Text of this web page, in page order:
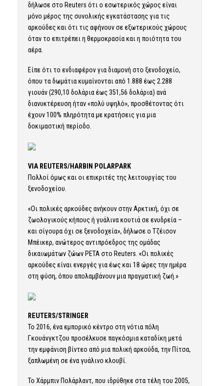
δήλωσε στο Reuters ότι ο εσωτερικός χώρος είναι
μόνο μέρος της συνολικής εγκατάστασης για τις
αρκούδες και ότι τις αφήνουν σε εξωτερικούς χώρους
όταν το επιτρέπει η θερμοκρασία και η ποιότητα του
αέρα.
Είπε ότι το ενδιαφέρον για διαμονή στο ξενοδοχείο,
όπου τα δωμάτια κυμαίνονται από 1.888 έως 2.288
γιουάν (290,10 δολάρια έως 351,56 δολάρια) ανά
διανυκτέρευση ήταν «πολύ υψηλό», προσθέτοντας ότι
έχουν 100% πληρότητα με κρατήσεις για μια
δοκιμαστική περίοδο.
VIA REUTERS/HARBIN POLARPARK
Πολλοί όμως και οι επικριτές της λειτουργίας του
ξενοδοχείου.
«Οι πολικές αρκούδες ανήκουν στην Αρκτική, όχι σε
ζωολογικούς κήπους ή γυάλινα κουτιά σε ενυδρεία –
και σίγουρα όχι σε ξενοδοχεία», δήλωσε ο Τζέισον
Μπέικερ, ανώτερος αντιπρόεδρος της ομάδας
δικαιωμάτων ζώων PETA στο Reuters. «Οι πολικές
αρκούδες είναι ενεργές για έως και 18 ώρες την ημέρα
στη φύση, όπου απολαμβάνουν μια πραγματική ζωή.»
REUTERS/STRINGER
Το 2016, ένα εμπορικό κέντρο στη νότια πόλη
Γκουάνγκτζου προσέλκυσε παγκόσμια καταδίκη μετά
την εμφάνιση βίντεο από μια πολική αρκούδα, την Πίτσα,
ξαπλωμένη σε ένα γυάλινο κλουβί.
Το Χάρμπιν Πολάρλαντ, που ιδρύθηκε στα τέλη του 2005,